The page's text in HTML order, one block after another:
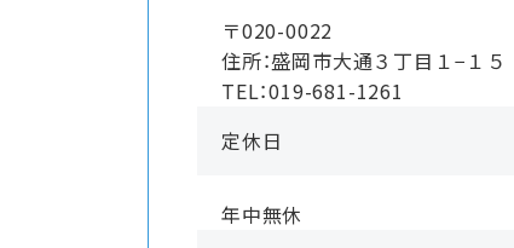
〒020-0022
住所：盛岡市大通３丁目１−１５
TEL：019-681-1261
定休日
年中無休